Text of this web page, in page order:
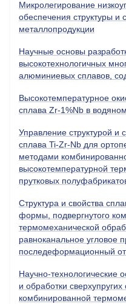
Микролегирование
обеспечения структуры и
металлопродукции
Научные основы
высокотехнологичных
алюминиевых сплавов,
Высокотемпературное
сплава Zr-1%Nb в
Управление структурой и
сплава Ti-Zr-Nb для
методами
высокотемпературной
прутковых
Структура и свойства
формы, подвергнутого
термомеханической
равноканальное угловое
последеформационный
Научно-технологические
и обработки
комбинированной